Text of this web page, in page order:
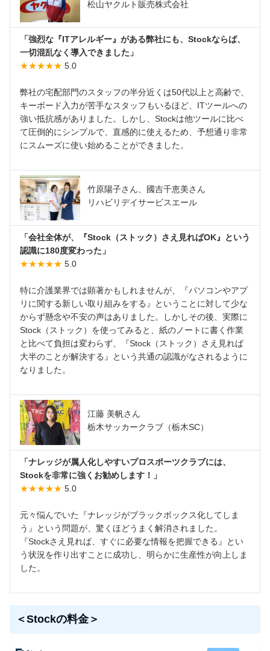
松山ヤクルト販売株式会社
「強烈な『ITアレルギー』がある弊社にも、Stockならば、
一切混乱なく導入できました」
★★★★★ 5.0
弊社の宅配部門のスタッフの半分近くは50代以上と高齢で、
キーボード入力が苦手なスタッフもいるほど、ITツールへの
強い抵抗感がありました。しかし、Stockは他ツールに比べ
て圧倒的にシンプルで、直感的に使えるため、予想通り非常
にスムーズに使い始めることができました。
竹原陽子さん、國吉千恵美さん
リハビリデイサービスエール
「会社全体が、『Stock（ストック）さえ見ればOK』という
認識に180度変わった」
★★★★★ 5.0
特に介護業界では顕著かもしれませんが、『パソコンやアプ
リに関する新しい取り組みをする』ということに対して少な
からず懸念や不安の声はありました。しかしその後、実際に
Stock（ストック）を使ってみると、紙のノートに書く作業
と比べて負担は変わらず、『Stock（ストック）さえ見れば
大半のことが解決する』という共通の認識がなされるように
なりました。
江藤 美帆さん
栃木サッカークラブ（栃木SC）
「ナレッジが属人化しやすいプロスポーツクラブには、
Stockを非常に強くお勧めします！」
★★★★★ 5.0
元々悩んでいた『ナレッジがブラックボックス化してしま
う』という問題が、驚くほどうまく解消されました。
『Stockさえ見れば、すぐに必要な情報を把握できる』とい
う状況を作り出すことに成功し、明らかに生産性が向上しま
した。
＜Stockの料金＞